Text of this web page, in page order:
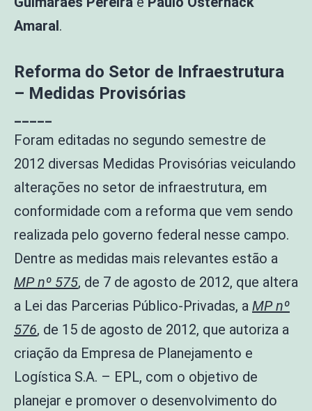
Amaral.
Reforma do Setor de Infraestrutura
– Medidas Provisórias
_____
Foram editadas no segundo semestre de
2012 diversas Medidas Provisórias veiculando
alterações no setor de infraestrutura, em
conformidade com a reforma que vem sendo
realizada pelo governo federal nesse campo.
Dentre as medidas mais relevantes estão a
MP nº 575, de 7 de agosto de 2012, que altera
a Lei das Parcerias Público-Privadas, a MP nº
576, de 15 de agosto de 2012, que autoriza a
criação da Empresa de Planejamento e
Logística S.A. – EPL, com o objetivo de
planejar e promover o desenvolvimento do